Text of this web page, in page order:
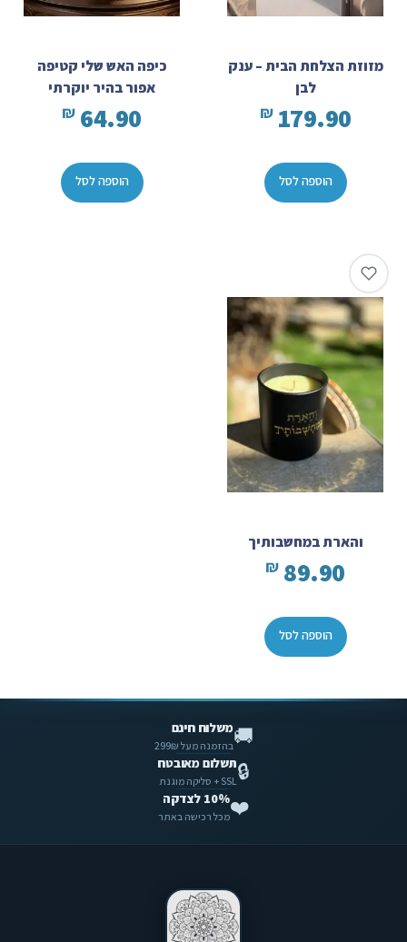
מזוזת הצלחת הבית – ענק
לבן
179.90
₪
הוספה לסל
כיפה האש שלי קטיפה
אפור בהיר יוקרתי
64.90
₪
הוספה לסל
והארת במחשבותיך
89.90
₪
הוספה לסל
🚚משלוח חינם
בהזמנה מעל 299₪
🔒תשלום מאובטח
SSL + סליקה מוגנת
❤️10% לצדקה
מכל רכישה באתר